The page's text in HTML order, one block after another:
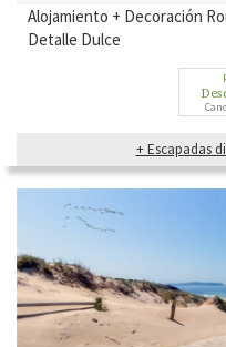
Alojamiento + Decoración
Detalle Dulce
+ Escapadas